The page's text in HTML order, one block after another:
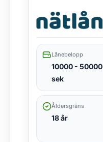
Lånebelopp
10000 - 50000
sek
Åldersgräns
18 år